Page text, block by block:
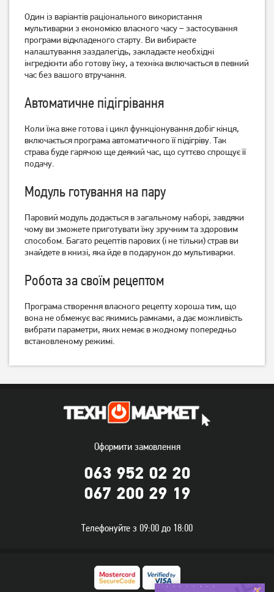
2 999грн 3 029грн
Rotex REPC73-B
2 999грн 1 689грн
Мультиварка Redmond
Мультиварка Tefal
4 799грн
Мультиварка Rotex RMC
Мультиварка-скороварка
Rotex REPC 57-B
Один із варіантів раціонального використання
мультиварки з економією власного часу – застосування
програми відкладеного старту. Ви вибираєте
налаштування заздалегідь, закладаєте необхідні
інгредієнти або готову їжу, а техніка включається в певний
час без вашого втручання.
Автоматичне підігрівання
Коли їжа вже готова і цикл функціонування добіг кінця,
включається програма автоматичного її підігріву. Так
страва буде гарячою ще деякий час, що суттєво спрощує її
подачу.
Модуль готування на пару
Паровий модуль додається в загальному наборі, завдяки
чому ви зможете приготувати їжу зручним та здоровим
способом. Багато рецептів парових (і не тільки) страв ви
знайдете в книзі, яка йде в подарунок до мультиварки.
Робота за своїм рецептом
Програма створення власного рецепту хороша тим, що
вона не обмежує вас якимись рамками, а дає можливість
вибрати параметри, яких немає в жодному попередньо
встановленому режимі.
Оформити замовлення
063 952 02 20
067 200 29 19
Телефонуйте з 09:00 до 18:00